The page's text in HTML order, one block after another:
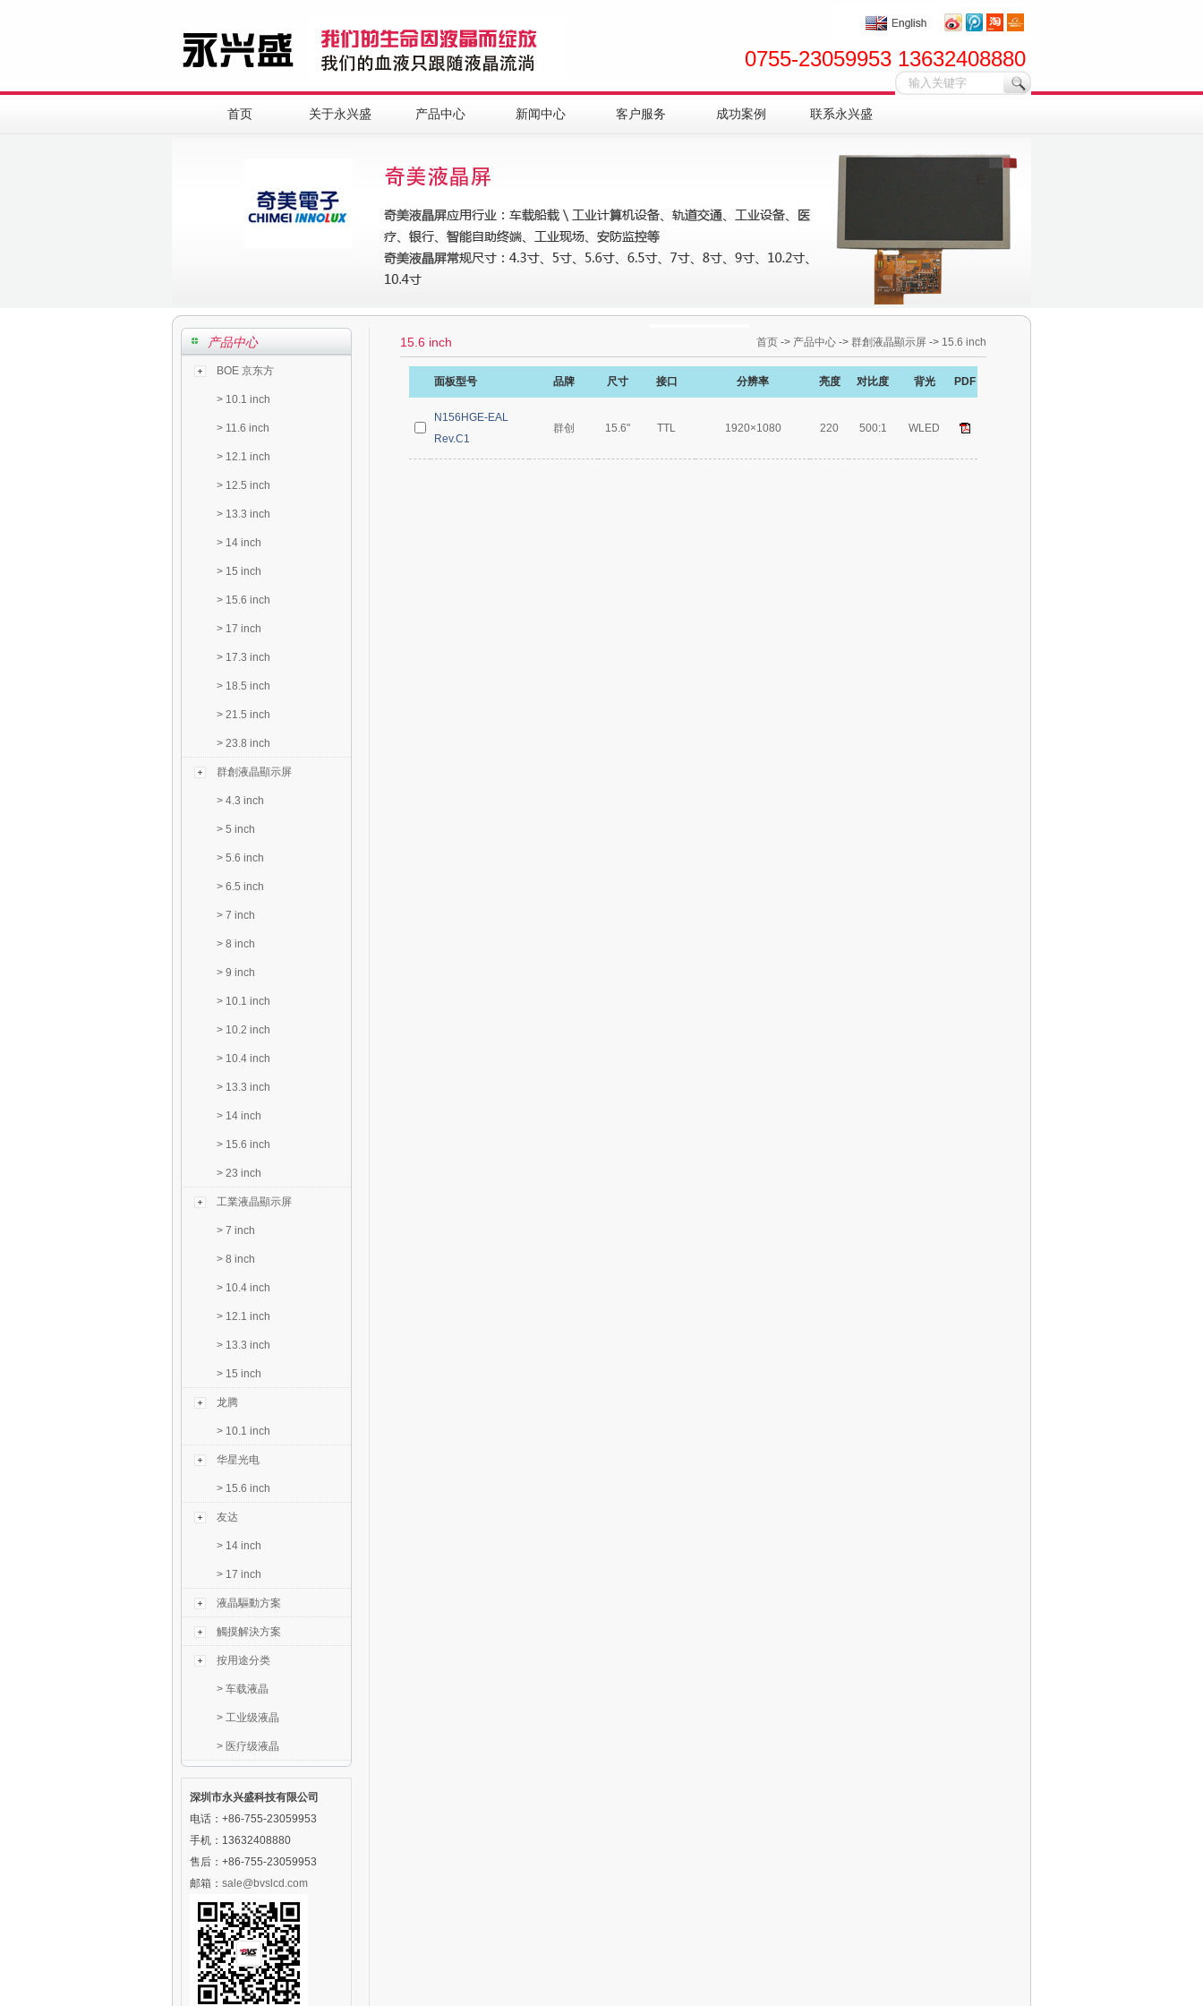
0755-23059953 13632408880
首页 关于永兴盛 产品中心 新闻中心 客户服务 成功案例 联系永兴盛
产品中心
BOE 京东方
> 10.1 inch
> 11.6 inch
> 12.1 inch
> 12.5 inch
> 13.3 inch
> 14 inch
> 15 inch
> 15.6 inch
> 17 inch
> 17.3 inch
> 18.5 inch
> 21.5 inch
> 23.8 inch
群創液晶顯示屏
> 4.3 inch
> 5 inch
> 5.6 inch
> 6.5 inch
> 7 inch
> 8 inch
> 9 inch
> 10.1 inch
> 10.2 inch
> 10.4 inch
> 13.3 inch
> 14 inch
> 15.6 inch
> 23 inch
工業液晶顯示屏
> 7 inch
> 8 inch
> 10.4 inch
> 12.1 inch
> 13.3 inch
> 15 inch
龙腾
> 10.1 inch
华星光电
> 15.6 inch
友达
> 14 inch
> 17 inch
液晶驅動方案
觸摸解決方案
按用途分类
> 车载液晶
> 工业级液晶
> 医疗级液晶
深圳市永兴盛科技有限公司
电话：+86-755-23059953
手机：13632408880
售后：+86-755-23059953
邮箱： sale@bvslcd.com
首页 -> 产品中心 -> 群創液晶顯示屏 -> 15.6 inch
15.6 inch
面板型号 品牌 尺寸 接口 分辨率 亮度 对比度 背光 PDF
N156HGE-EAL
Rev.C1
群创 15.6" TTL 1920×1080 220 500:1 WLED